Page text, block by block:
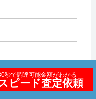
秒で調達可能金額がわかる
ピード査定依頼